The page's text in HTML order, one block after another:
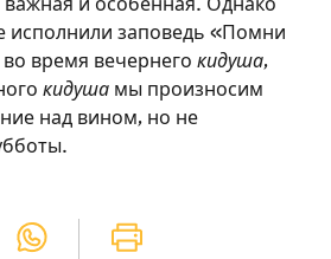
важная и особенная. Однако
исполнили заповедь «Помни
время вечернего кидуша,
кидуша мы произносим
над вином, но не
Войти